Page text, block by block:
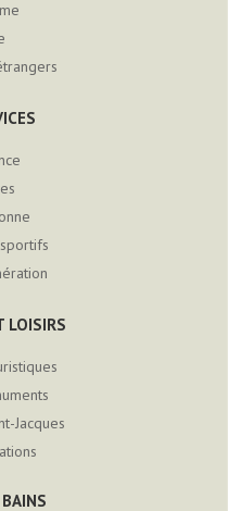
LOISIRS
Jacques